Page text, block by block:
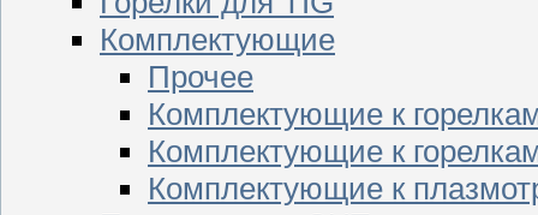
Комплектующие
Прочее
Комплектующие к
Комплектующие к
Комплектующие к